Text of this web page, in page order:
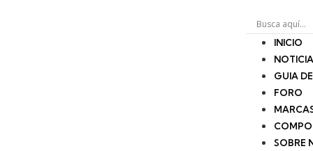
INICIO
GUIA
FORO
SOBRE